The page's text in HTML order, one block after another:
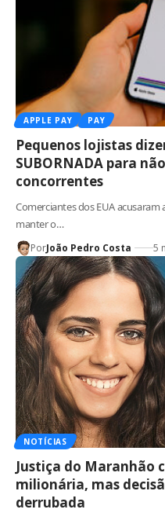
APPLE PAY PAY
Pequenos lojistas
SUBORNADA para
concorrentes
Comerciantes dos EUA acusaram
manter o…
PorJoão Pedro Costa 5
NOTÍCIAS
Justiça do Maranhão
milionária, mas
derrubada